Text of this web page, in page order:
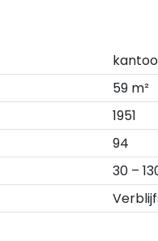
59 m²
1951
94
30 –